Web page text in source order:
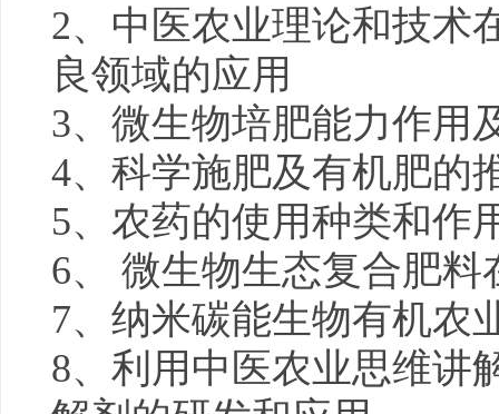
2、中医农业理论和技术
良领域的应用
3、微生物培肥能力作用
4、科学施肥及有机肥的
5、农药的使用种类和作
6、 微生物生态复合肥
7、纳米碳能生物有机农
8、利用中医农业思维讲